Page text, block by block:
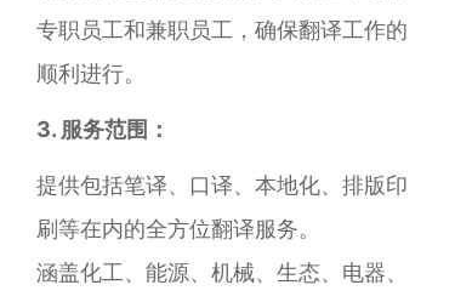
专职员工和兼职员工，确保翻译工作的
顺利进行。
3. 服务范围：
提供包括笔译、口译、本地化、排版印
刷等在内的全方位翻译服务。
涵盖化工、能源、机械、生态、电器、